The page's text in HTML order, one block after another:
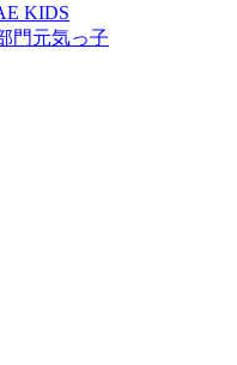
KIDS
門元気っ子